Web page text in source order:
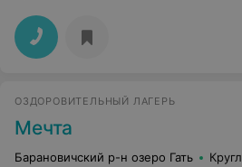
ОЗДОРОВИТЕЛЬНЫЙ ЛАГЕРЬ
Мечта
Барановичский р-н озеро Гать